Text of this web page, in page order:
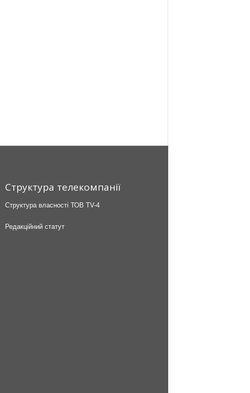
Структура телекомпанії
Структура власності ТОВ TV-4
Редакційний статут